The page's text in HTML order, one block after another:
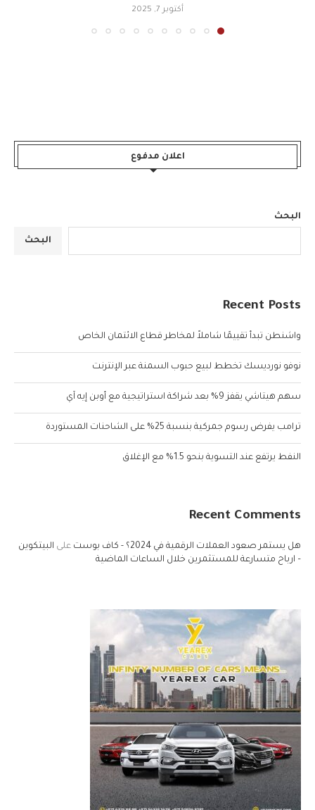
أكتوبر 7, 2025
اعلان مدفوع
البحث
البحث
Recent Posts
واشنطن تبدأ تقييمًا شاملاً لمخاطر قطاع الائتمان الخاص
نوفو نورديسك تخطط لبيع حبوب السمنة عبر الإنترنت
سهم هيتاشي يقفز 9% بعد شراكة استراتيجية مع أوبن إيه آي
ترامب يفرض رسوم جمركية بنسبة 25% على الشاحنات المستوردة
النفط يرتفع عند التسوية بنحو 1.5% مع الإغلاق
Recent Comments
هل يستمر صعود العملات الرقمية في 2024؟ - كاف بوست على البيتكوين
– ارباح متسارعة للمستثمرين خلال الساعات الماضية